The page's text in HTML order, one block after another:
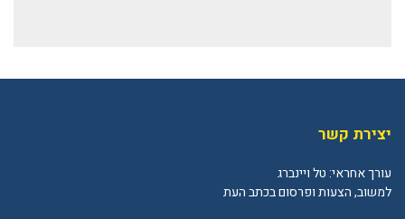
יצירת קשר
עורך אחראי: טל ויינברג
למשוב, הצעות ופרסום בכתב העת